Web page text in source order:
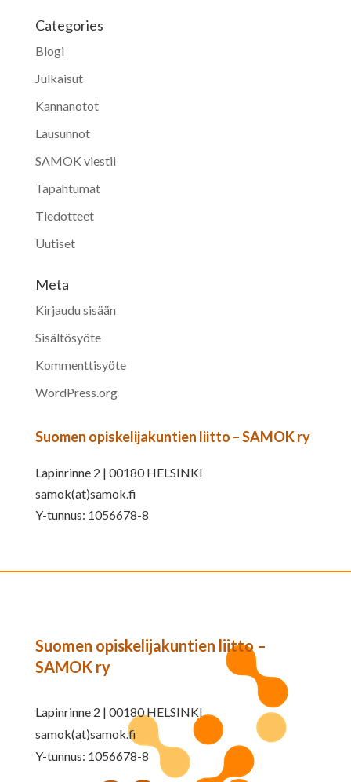
Categories
Blogi
Julkaisut
Kannanotot
Lausunnot
SAMOK viestii
Tapahtumat
Tiedotteet
Uutiset
Meta
Kirjaudu sisään
Sisältösyöte
Kommenttisyöte
WordPress.org
Suomen opiskelijakuntien liitto – SAMOK ry
Lapinrinne 2 | 00180 HELSINKI
samok(at)samok.fi
Y-tunnus: 1056678-8
Suomen opiskelijakuntien liitto –
SAMOK ry
Lapinrinne 2 | 00180 HELSINKI
samok(at)samok.fi
Y-tunnus: 1056678-8